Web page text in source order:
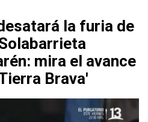
la furia de
mira el avance
Brava'